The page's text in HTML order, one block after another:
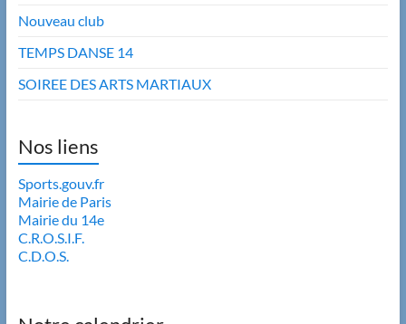
Nouveau club
TEMPS DANSE 14
SOIREE DES ARTS MARTIAUX
Nos liens
Sports.gouv.fr
Mairie de Paris
Mairie du 14e
C.R.O.S.I.F.
C.D.O.S.